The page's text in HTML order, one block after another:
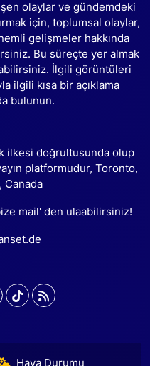
olaylar ve gündemdeki
için, toplumsal olaylar,
gelişmeler hakkında
Bu süreçte yer almak
İlgili görüntüleri
ilgili kısa bir açıklama
bulunun.
ilkesi doğrultusunda olup
platformudur, Toronto,
Canada
mail' den ulaabilirsiniz!